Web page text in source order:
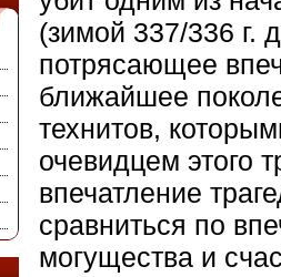
(зимой 337/336 г.
потрясающее
ближайшее
технитов,
очевидцем этого
впечатление
сравниться по
могущества и